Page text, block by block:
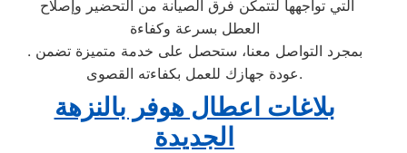
العطل بسرعة وكفاءة
. بمجرد التواصل معنا، ستحصل على خدمة متميزة تضمن
عودة جهازك للعمل بكفاءته القصوى.
بلاغات اعطال هوفر بالنزهة
الجديدة